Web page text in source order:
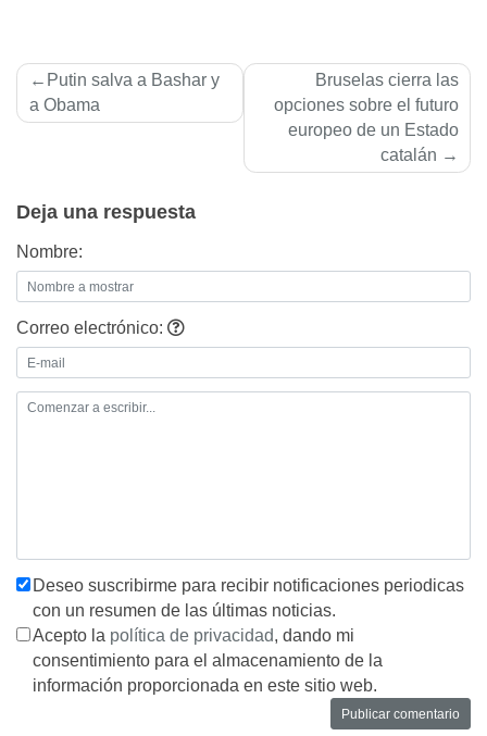
Navegación
de
Putin salva a Bashar y
a Obama
Bruselas cierra las
opciones sobre el futuro
europeo de un Estado
catalán
Deja una respuesta
Nombre:
Correo electrónico:
Deseo suscribirme para recibir notificaciones periodicas
con un resumen de las últimas noticias.
Acepto la política de privacidad, dando mi
consentimiento para el almacenamiento de la
información proporcionada en este sitio web.